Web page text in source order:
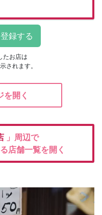
たお店は
されます。
を開く
」周辺で
店舗一覧を開く